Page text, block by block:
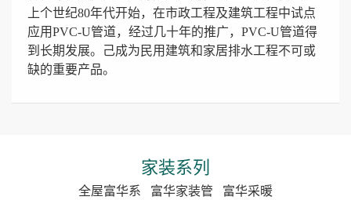
上个世纪80年代开始，在市政工程及建筑工程中试点
应用PVC-U管道，经过几十年的推广，PVC-U管道得
到长期发展。己成为民用建筑和家居排水工程不可或
缺的重要产品。
家装系列
全屋富华系 富华家装管 富华采暖